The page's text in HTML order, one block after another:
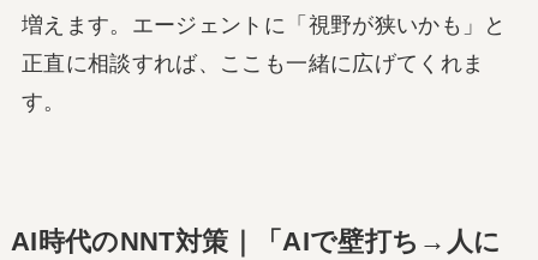
増えます。エージェントに「視野が狭いかも」と
正直に相談すれば、ここも一緒に広げてくれま
す。
AI時代のNNT対策｜「AIで壁打ち→人に